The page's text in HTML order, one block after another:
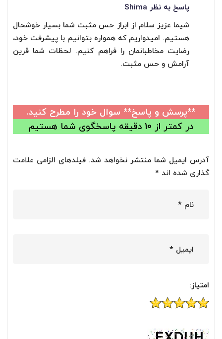
پاسخ به نظر Shima
شیما عزیز سلام از ابراز حس مثبت شما بسیار خوشحال
هستیم. امیدواریم که همواره بتوانیم با پیشرفت خود،
رضایت مخاطبانمان را فراهم کنیم. لحظات شما قرین
آرامش و حس مثبت.
**پرسش و پاسخ** سوال خود را مطرح کنید.
در کمتر از 10 دقیقه پاسخگوی شما هستیم
آدرس ایمیل شما منتشر نخواهد شد. فیلدهای الزامی علامت
گذاری شده اند *
امتیاز: